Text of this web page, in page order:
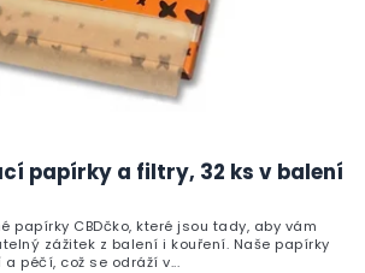
papírky a filtry, 32 ks v balení
papírky CBDčko, které jsou tady, aby vám
zážitek z balení i kouření. Naše papírky
péčí, což se odráží v...